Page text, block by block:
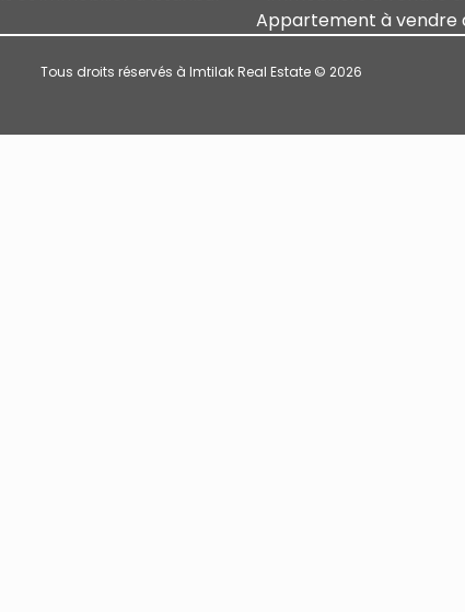
Appartement à vendre
Tous droits réservés à Imtilak Real Estate © 2026